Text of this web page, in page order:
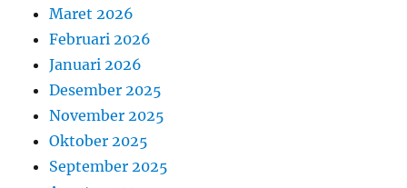
Maret 2026
Februari 2026
Januari 2026
Desember 2025
November 2025
Oktober 2025
September 2025